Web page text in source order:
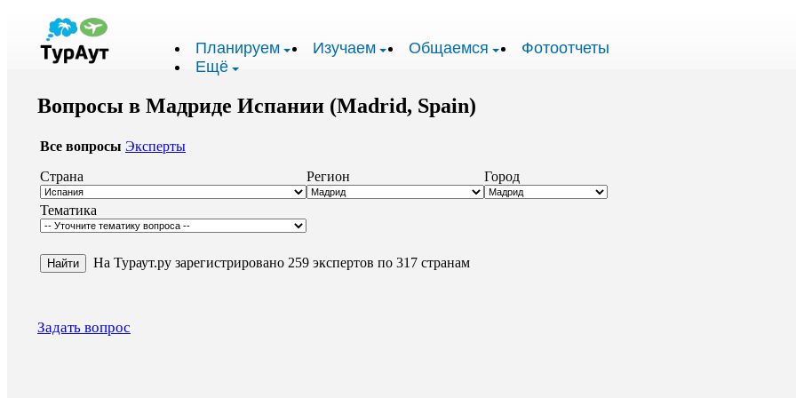
Планируем Изучаем Общаемся
Фотоотчеты
Ещё
Вопросы в Мадриде Испании (Madrid, Spain)
Все вопросы Эксперты
Страна
Регион Город
Тематика
На Тураут.ру зарегистрировано 259 экспертов по 317 странам
Задать вопрос